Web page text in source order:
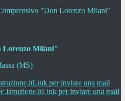
"Don Lorenzo Milani"
Lorenzo Milani"
(MS)
Link per inviare una mail
Link per inviare una mail